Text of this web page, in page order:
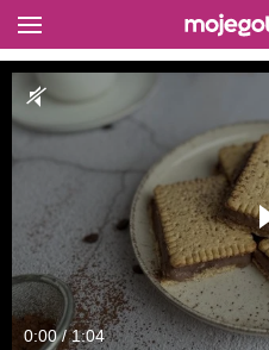
0:00 / 1:04